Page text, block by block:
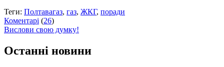
Теги: Полтавагаз, газ, ЖКГ, поради
Коментарі (26)
Вислови свою думку!
Останні новини